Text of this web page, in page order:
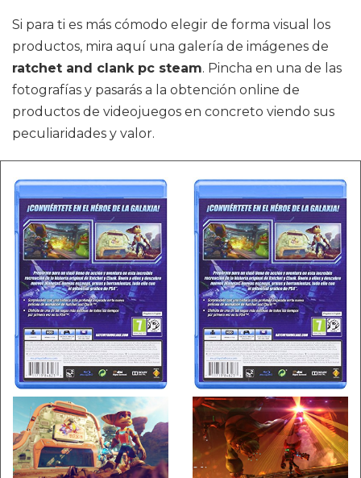
Si para ti es más cómodo elegir de forma visual los
productos, mira aquí una galería de imágenes de
ratchet and clank pc steam. Pincha en una de las
fotografías y pasarás a la obtención online de
productos de videojuegos en concreto viendo sus
peculiaridades y valor.